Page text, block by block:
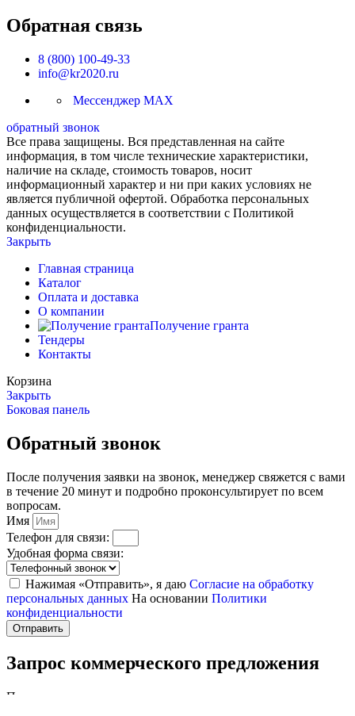
Обратная связь
8 (800) 100-49-33
info@kr2020.ru
Мессенджер MAX
обратный звонок
Все права защищены. Вся представленная на сайте
информация, в том числе технические характеристики,
наличие на складе, стоимость товаров, носит
информационный характер и ни при каких условиях не
является публичной офертой. Обработка персональных
данных осуществляется в соответствии с Политикой
конфиденциальности.
Закрыть
Главная страница
Каталог
Оплата и доставка
О компании
Получение гранта
Тендеры
Контакты
Корзина
Закрыть
Боковая панель
Обратный звонок
После получения заявки на звонок, менеджер свяжется с вами
в течение 20 минут и подробно проконсультирует по всем
вопросам.
Имя
Телефон для связи:
Удобная форма связи:
Нажимая «Отправить», я даю Согласие на обработку
персональных данных На основании Политики
конфиденциальности
Отправить
Запрос коммерческого предложения
После получения заявки, менеджер свяжется с вами в течение